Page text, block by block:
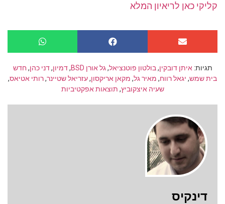
קליקי כאן לריאיון המלא
תגיות: איתן דובקין,בולטון פוטנציאל,גל אורן BSD ,דמיון,דני כהן, חדש
בית שמש, יגאל רווח, מאיר גל, מקאן אריקסון,עזריאל שטיינר,רותי אטיאס,
שעיה איצקוביץ, תוצאות אפקטיביות
דינקיס